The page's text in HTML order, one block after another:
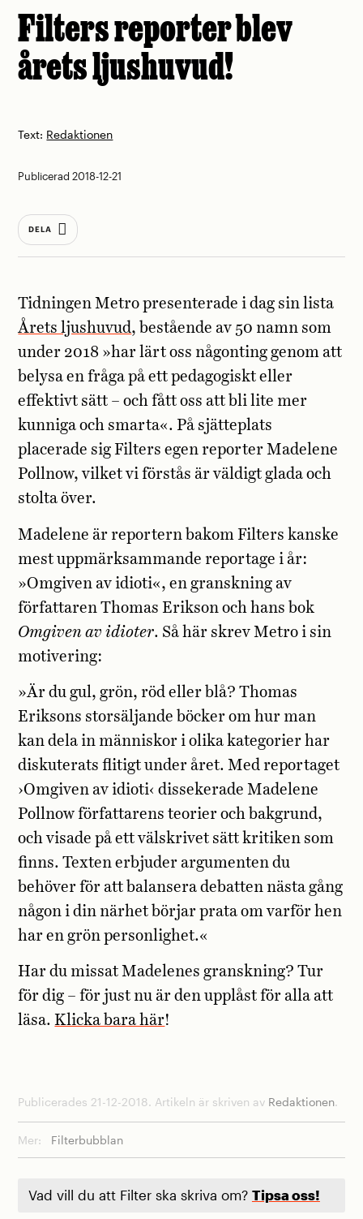
Filters reporter blev
årets ljushuvud!
Text: Redaktionen
Publicerad 2018-12-21
DELA
Tidningen Metro presenterade i dag sin lista
Årets ljushuvud, bestående av 50 namn som
under 2018 »har lärt oss någonting genom att
belysa en fråga på ett pedagogiskt eller
effektivt sätt – och fått oss att bli lite mer
kunniga och smarta«. På sjätteplats
placerade sig Filters egen reporter Madelene
Pollnow, vilket vi förstås är väldigt glada och
stolta över.
Madelene är reportern bakom Filters kanske
mest uppmärksammande reportage i år:
»Omgiven av idioti«, en granskning av
författaren Thomas Erikson och hans bok
Omgiven av idioter. Så här skrev Metro i sin
motivering:
»Är du gul, grön, röd eller blå? Thomas
Eriksons storsäljande böcker om hur man
kan dela in människor i olika kategorier har
diskuterats flitigt under året. Med reportaget
›Omgiven av idioti‹ dissekerade Madelene
Pollnow författarens teorier och bakgrund,
och visade på ett välskrivet sätt kritiken som
finns. Texten erbjuder argumenten du
behöver för att balansera debatten nästa gång
någon i din närhet börjar prata om varför hen
har en grön personlighet.«
Har du missat Madelenes granskning? Tur
för dig – för just nu är den upplåst för alla att
läsa.Klicka bara här!
Publicerades 21-12-2018. Artikeln är skriven av Redaktionen.
Mer: Filterbubblan
Vad vill du att Filter ska skriva om? Tipsa oss!